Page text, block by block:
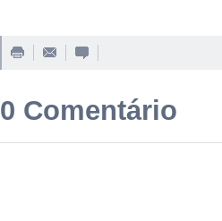
0 Comentário